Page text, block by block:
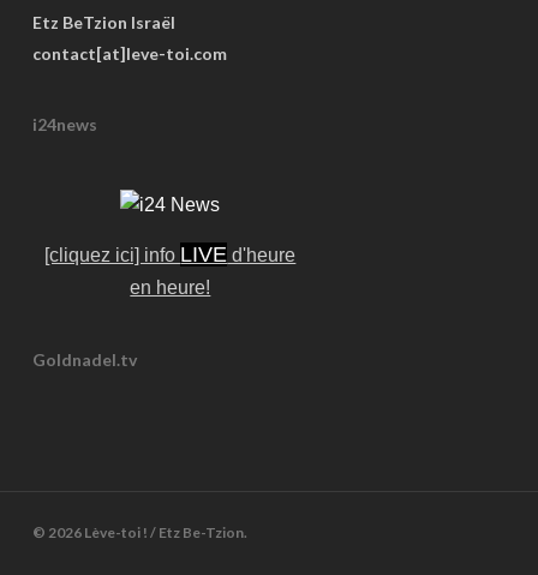
Etz BeTzion Israël
contact[at]leve-toi.com
i24news
[cliquez ici] info LIVE d'heure
en heure!
Goldnadel.tv
© 2026 Lève-toi ! / Etz Be-Tzion.